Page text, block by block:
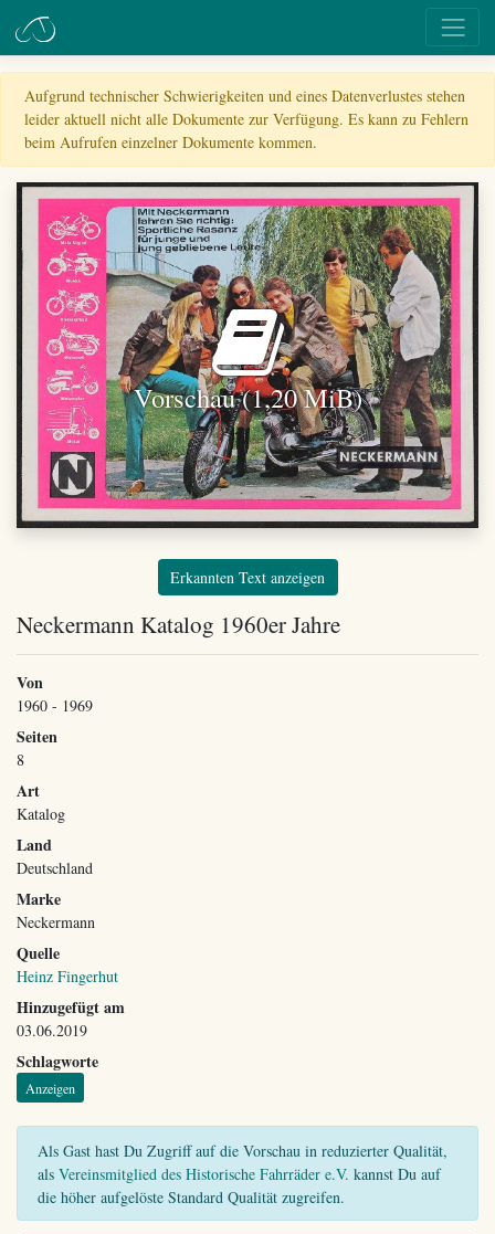
Aufgrund technischer Schwierigkeiten und eines Datenverlustes stehen
leider aktuell nicht alle Dokumente zur Verfügung. Es kann zu Fehlern
beim Aufrufen einzelner Dokumente kommen.
Vorschau (1,20 MiB)
Erkannten Text anzeigen
Neckermann Katalog 1960er Jahre
Von
1960 - 1969
Seiten
8
Art
Katalog
Land
Deutschland
Marke
Neckermann
Quelle
Heinz Fingerhut
Hinzugefügt am
03.06.2019
Schlagworte
Anzeigen
Als Gast hast Du Zugriff auf die Vorschau in reduzierter Qualität,
als Vereinsmitglied des Historische Fahrräder e.V. kannst Du auf
die höher aufgelöste Standard Qualität zugreifen.